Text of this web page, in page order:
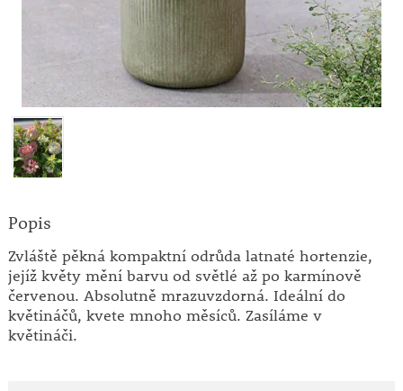
Popis
Zvláště pěkná kompaktní odrůda latnaté hortenzie,
jejíž květy mění barvu od světlé až po karmínově
červenou. Absolutně mrazuvzdorná. Ideální do
květináčů, kvete mnoho měsíců. Zasíláme v
květináči.